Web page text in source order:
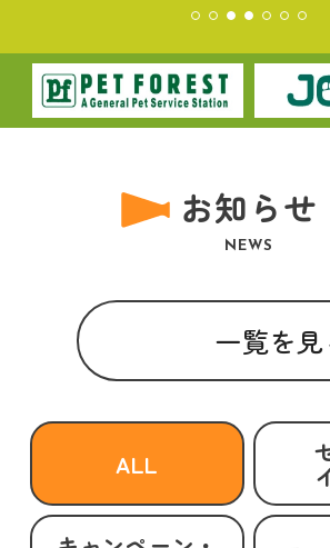
お知らせ
NEWS
一覧を見
ALL